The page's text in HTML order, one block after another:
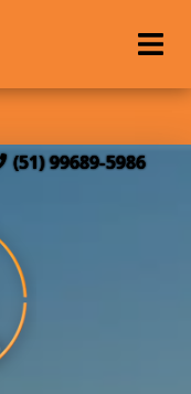
(51) 99689-5986